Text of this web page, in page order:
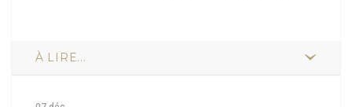
À LIRE...